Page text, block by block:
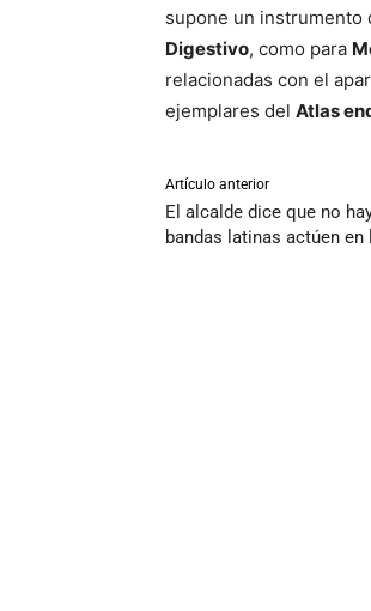
supone un instrumento
Digestivo, como para
relacionadas con el
ejemplares del Atlas
Artículo anterior
El alcalde dice que no
bandas latinas actúen en